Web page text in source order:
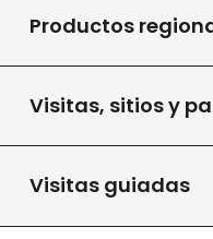
Productos
Visitas, sitios y
Visitas guiadas
de juegos